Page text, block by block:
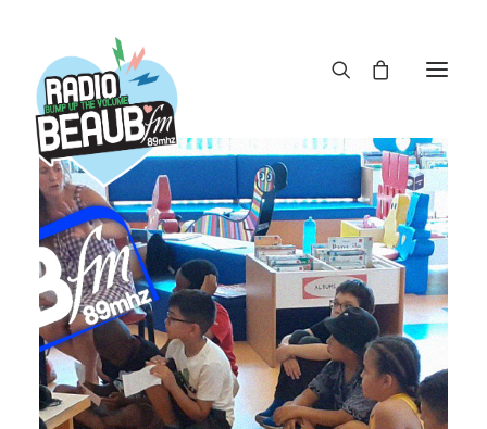
ACTUS
REPLAY
ÉMISSIONS
BOUTIQUE